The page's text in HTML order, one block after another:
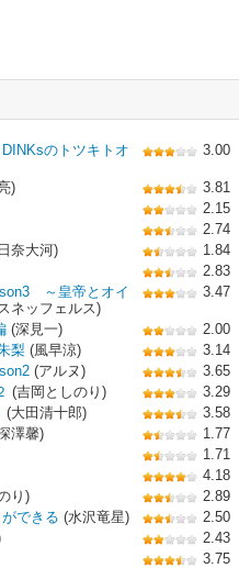
のトツキトオ
3.00
)
3.81
2.15
2.74
奈大河)
1.84
2.83
～皇帝とオイ
ネッフェルス)
3.47
(深見一)
2.00
梨 (風早涼)
3.14
(アルヌ)
3.65
(吉岡としのり)
3.29
(大田清十郎)
3.58
澤馨)
1.77
1.71
4.18
り)
2.89
できる (水沢竜星)
2.50
2.43
3.75